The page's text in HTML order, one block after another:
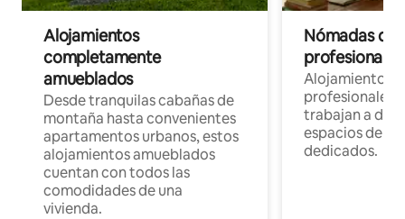
Alojamientos
completamente
amueblados
Desde tranquilas cabañas de
montaña hasta convenientes
apartamentos urbanos, estos
alojamientos amueblados
cuentan con todos las
comodidades de una
vivienda.
Nómadas
Alojamientos
profesionales
trabajan a
espacios de
dedicados.